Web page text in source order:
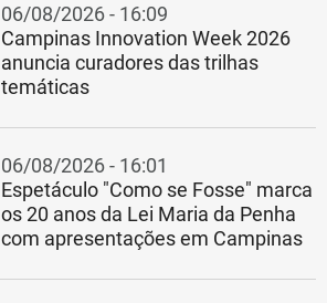
06/08/2026 - 16:09
Campinas Innovation Week 2026
anuncia curadores das trilhas
temáticas
06/08/2026 - 16:01
Espetáculo "Como se Fosse" marca
os 20 anos da Lei Maria da Penha
com apresentações em Campinas